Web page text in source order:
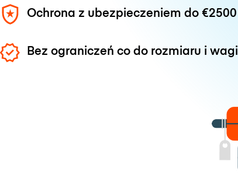
Ochrona z ubezpieczeniem do €2500
Bez ograniczeń co do rozmiaru i wagi